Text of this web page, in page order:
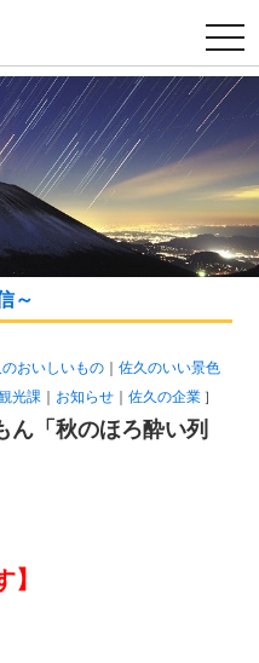
t
o
g
g
n
a
i
g
a
t
i
～
おいしいもの
佐久のいい景色
光課 お知らせ 佐久の企業 ］
ん「秋のほろ酔い列